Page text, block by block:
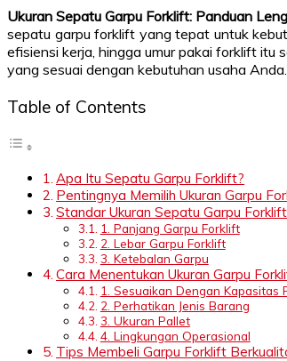
Ukuran Sepatu Garpu Forklift: Panduan
sepatu garpu forklift yang tepat untuk
efisiensi kerja, hingga umur pakai forklift itu
yang sesuai dengan kebutuhan usaha
Table of Contents
Apa Itu Sepatu Garpu Forklift?
Pentingnya Memilih Ukuran Garpu
Standar Ukuran Sepatu Garpu Forklift
1. Panjang Garpu Forklift
2. Lebar Garpu Forklift
3. Ketebalan Garpu
Cara Menentukan Ukuran Garpu
1. Sesuaikan Dengan Kapasitas
2. Perhatikan Jenis Barang
3. Ukuran Pallet
4. Lingkungan Operasional
Tips Membeli Garpu Forklift